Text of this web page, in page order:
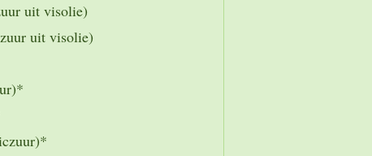
uit visolie)
uit visolie)
linoleniczuur)*